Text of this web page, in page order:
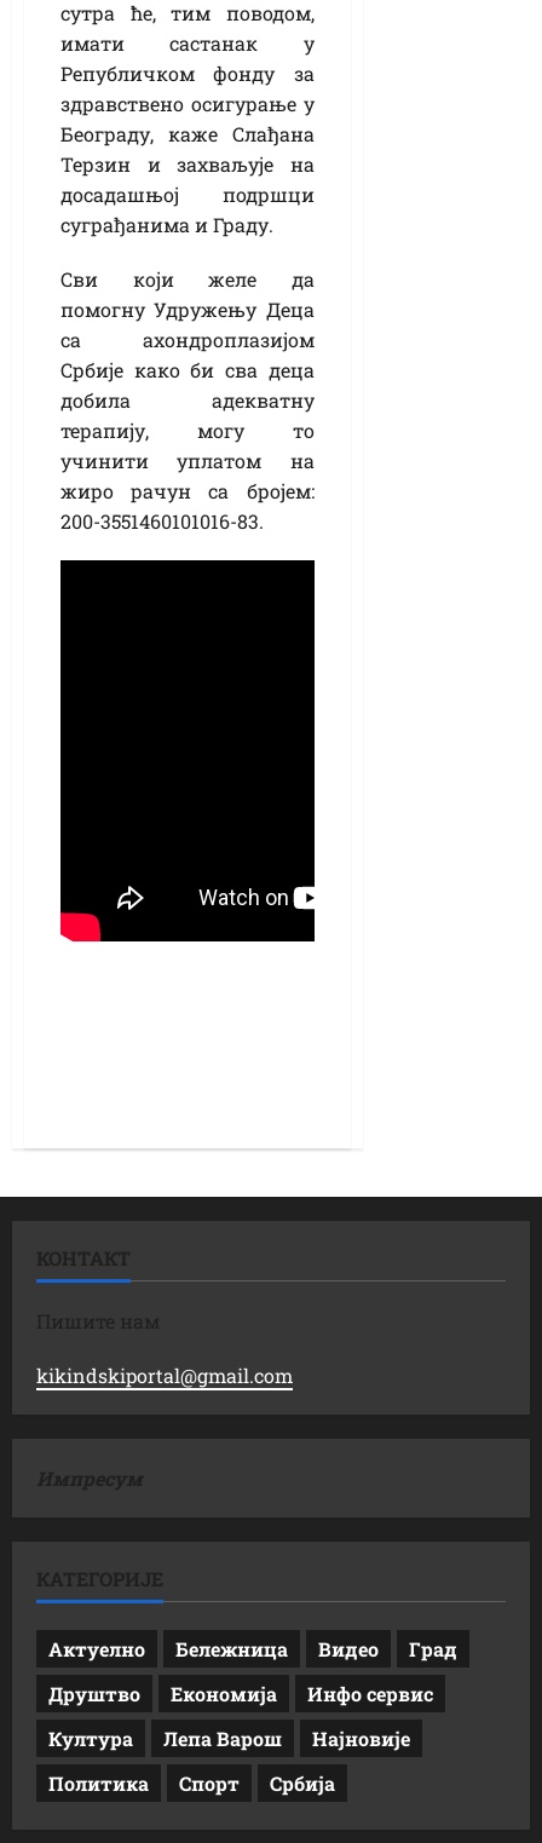
сутра ће, тим поводом,
имати састанак у
Републичком фонду за
здравствено осигурање у
Београду, каже Слађана
Терзин и захваљује на
досадашњој подршци
суграђанима и Граду.
Сви који желе да
помогну Удружењу Деца
са ахондроплазијом
Србије како би сва деца
добила адекватну
терапију, могу то
учинити уплатом на
жиро рачун са бројем:
200-3551460101016-83.
КОНТАКТ
Пишите нам
kikindskiportal@gmail.com
Импресум
КАТЕГОРИЈЕ
Актуелно Бележница Видео
Град
Друштво
Економија
Инфо сервис
Култура
Лепа Варош
Најновије
Политика
Спорт Србија